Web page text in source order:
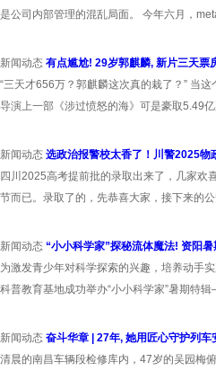
是公司内部管理的混乱局面。 今年六月，
新闻动态 有点尴尬! 29岁郭麒麟, 新片三天票
“三天才656万？郭麒麟这次真的栽了？” 当
导演上一部《涉过愤怒的海》可是豪取5.49
新闻动态 选政治报警校太香了！川警2025物
四川2025高考提前批的录取出来了，几家欢
节而已。录取了的，先恭喜大家，接下来的
新闻动态 “小小科学家”探秘流体魔法! 资阳暑
为激发青少年对科学探索的兴趣，培养动手
科普教育基地成功举办“小小科学家”暑期特
新闻动态 奋斗华章 | 27年, 她用匠心守护列车
清晨的南昌车辆段检修库内，47岁的吴园梅